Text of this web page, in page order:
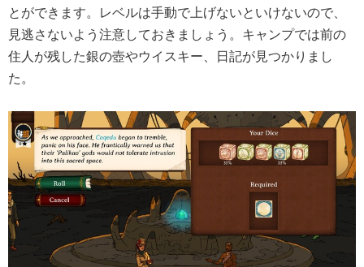
とができます。レベルは手動で上げないといけないので、
見逃さないよう注意しておきましょう。キャンプでは前の
住人が残した銀の壺やウイスキー、日記が見つかりまし
た。